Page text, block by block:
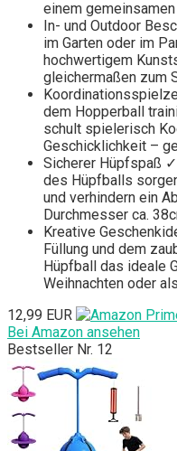
einem
In- und Outdoor
im Garten oder im
hochwertigem
gleichermaßen zum
dem Hopperball
schult spielerisch
Geschicklichkeit –
Sicherer Hüpfspaß
des Hüpfballs
und verhindern ein
Durchmesser ca.
Kreative
Füllung und dem
Hüpfball das ideale
Weihnachten oder
12,99 EUR
Bei Amazon ansehen
Bestseller Nr. 12